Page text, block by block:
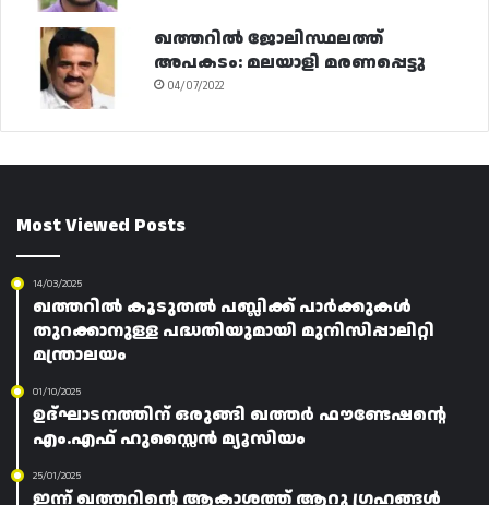
ഖത്തറിൽ ജോലിസ്ഥലത്ത്
അപകടം: മലയാളി മരണപ്പെട്ടു
04/07/2022
Most Viewed Posts
14/03/2025
ഖത്തറിൽ കൂടുതൽ പബ്ലിക്ക് പാർക്കുകൾ
തുറക്കാനുള്ള പദ്ധതിയുമായി മുനിസിപ്പാലിറ്റി
മന്ത്രാലയം
01/10/2025
ഉദ്‌ഘാടനത്തിന് ഒരുങ്ങി ഖത്തർ ഫൗണ്ടേഷന്റെ
എം.എഫ് ഹുസ്സൈൻ മ്യൂസിയം
25/01/2025
ഇന്ന് ഖത്തറിന്റെ ആകാശത്ത് ആറു ഗ്രഹങ്ങൾ